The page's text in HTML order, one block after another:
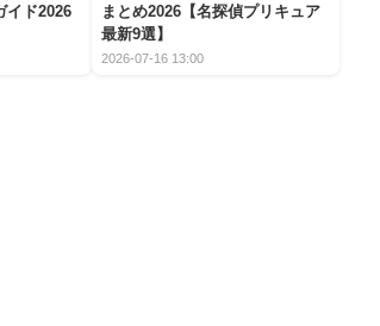
イド2026
まとめ2026【名探偵プリキュア
最新9選】
2026-07-16 13:00